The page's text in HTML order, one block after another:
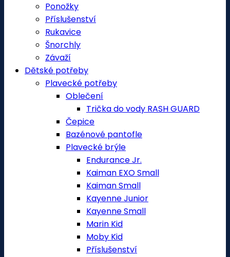
Ponožky
Příslušenství
Rukavice
Šnorchly
Závaží
Dětské potřeby
Plavecké potřeby
Oblečení
Trička do vody RASH GUARD
Čepice
Bazénové pantofle
Plavecké brýle
Endurance Jr.
Kaiman EXO Small
Kaiman Small
Kayenne Junior
Kayenne Small
Marin Kid
Moby Kid
Příslušenství